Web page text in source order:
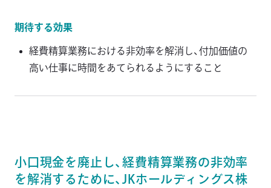
期待する効果
経費精算業務における非効率を解消し、付加価値の
高い仕事に時間をあてられるようにすること
小口現金を廃止し、経費精算業務の非効率
を解消するために、JKホールディングス株